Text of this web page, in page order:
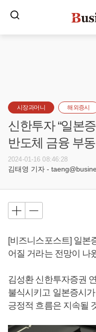
시장과머니 해외증시
신한투자 “일본
반도체 금융 부
2024-01-16 08:46:28
김태영 기자 -
[비즈니스포스트] 일본
어질 거라는 전망이 나
김성환 신한투자증권
불식시키고 일본증시가
긍정적 흐름은 지속될